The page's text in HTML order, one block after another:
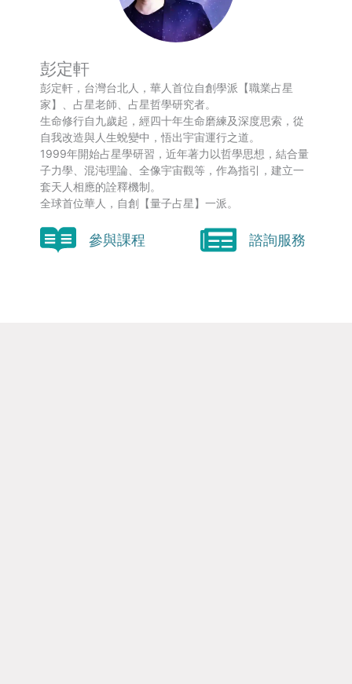
彭定軒
彭定軒，台灣台北人，華人首位自創學派【職業占星
家】、占星老師、占星哲學研究者。
生命修行自九歲起，經四十年生命磨練及深度思索，從
自我改造與人生蛻變中，悟出宇宙運行之道。
1999年開始占星學研習，近年著力以哲學思想，結合量
子力學、混沌理論、全像宇宙觀等，作為指引，建立一
套天人相應的詮釋機制。
全球首位華人，自創【量子占星】一派。
參與課程 諮詢服務